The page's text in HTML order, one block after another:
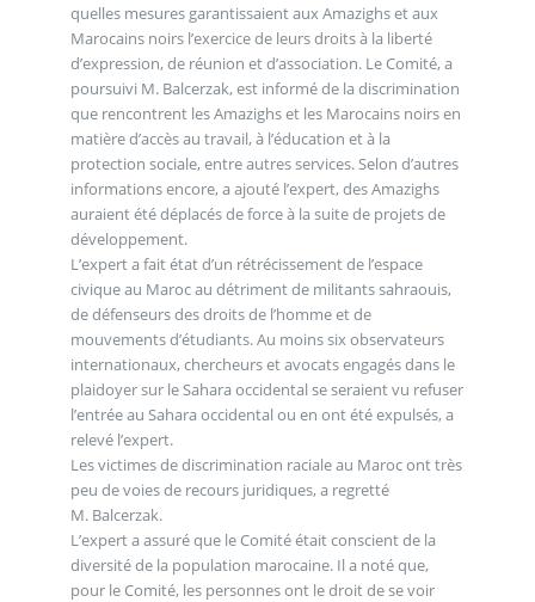
quelles mesures garantissaient aux Amazighs et aux
Marocains noirs l’exercice de leurs droits à la liberté
d’expression, de réunion et d’association. Le Comité, a
poursuivi M. Balcerzak, est informé de la discrimination
que rencontrent les Amazighs et les Marocains noirs en
matière d’accès au travail, à l’éducation et à la
protection sociale, entre autres services. Selon d’autres
informations encore, a ajouté l’expert, des Amazighs
auraient été déplacés de force à la suite de projets de
développement.
L’expert a fait état d’un rétrécissement de l’espace
civique au Maroc au détriment de militants sahraouis,
de défenseurs des droits de l’homme et de
mouvements d’étudiants. Au moins six observateurs
internationaux, chercheurs et avocats engagés dans le
plaidoyer sur le Sahara occidental se seraient vu refuser
l’entrée au Sahara occidental ou en ont été expulsés, a
relevé l’expert.
Les victimes de discrimination raciale au Maroc ont très
peu de voies de recours juridiques, a regretté
M. Balcerzak.
L’expert a assuré que le Comité était conscient de la
diversité de la population marocaine. Il a noté que,
pour le Comité, les personnes ont le droit de se voir